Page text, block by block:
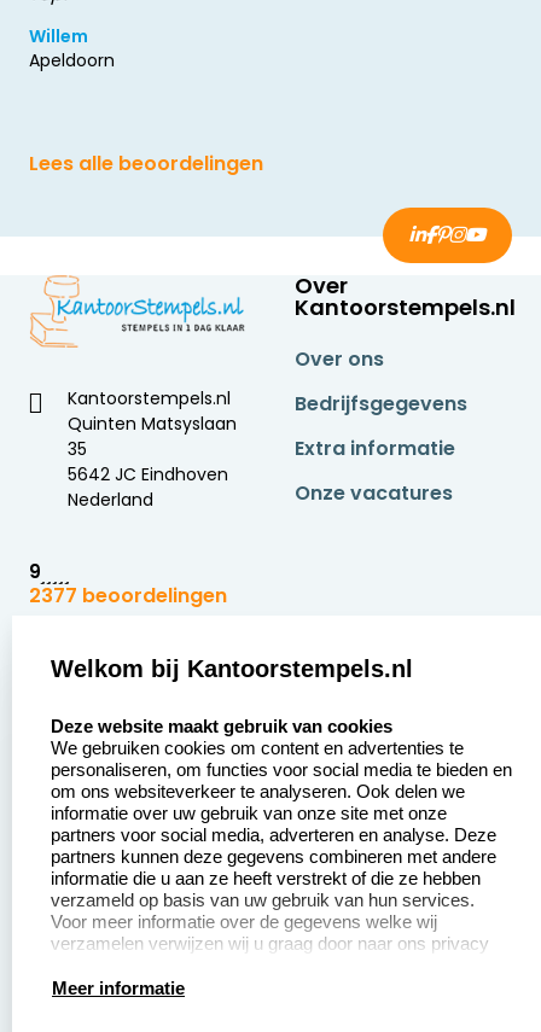
Willem
Apeldoorn
Lees alle beoordelingen
Kantoorstempels.nl
Quinten Matsyslaan
35
5642 JC Eindhoven
Nederland
9
2377 beoordelingen
Over
Kantoorstempels.nl
Over ons
Bedrijfsgegevens
Extra informatie
Onze vacatures
Zakelijk:
Aanvraag op maat
Betaling &
Verzending
Wederverkoper
worden
Sale
Klantenservice:
Contact opnemen
Veel gestelde vragen
Retourneren
Herroepingsrecht
Productinformatie:
Welkom bij Kantoorstempels.nl
Deze website maakt gebruik van cookies
We gebruiken cookies om content en advertenties te
personaliseren, om functies voor social media te bieden en
om ons websiteverkeer te analyseren. Ook delen we
informatie over uw gebruik van onze site met onze
partners voor social media, adverteren en analyse. Deze
partners kunnen deze gegevens combineren met andere
informatie die u aan ze heeft verstrekt of die ze hebben
verzameld op basis van uw gebruik van hun services.
Voor meer informatie over de gegevens welke wij
verzamelen verwijzen wij u graag door naar ons privacy
Meer informatie